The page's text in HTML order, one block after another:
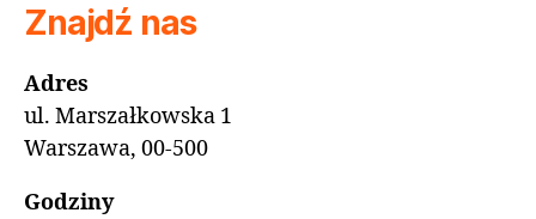
Znajdź nas
Adres
ul. Marszałkowska 1
Warszawa, 00-500
Godziny